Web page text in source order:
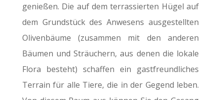
genießen. Die auf dem terrassierten Hügel auf
dem Grundstück des Anwesens ausgestellten
Olivenbäume (zusammen mit den anderen
Bäumen und Sträuchern, aus denen die lokale
Flora besteht) schaffen ein gastfreundliches
Terrain für alle Tiere, die in der Gegend leben.